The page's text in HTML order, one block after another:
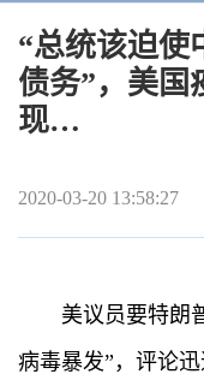
“总统该迫使
债务”，美国
现…
2020-03-20 13:58:27
美议员要特朗
病毒暴发”，评论